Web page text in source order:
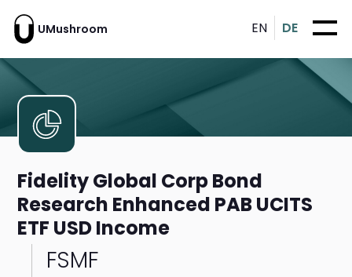
UMushroom EN DE
Fidelity Global Corp Bond
Research Enhanced PAB UCITS
ETF USD Income
FSMF